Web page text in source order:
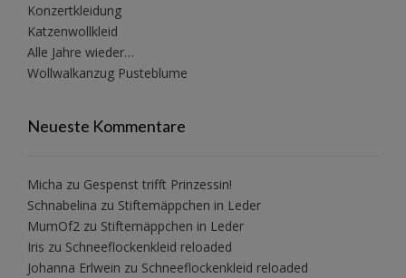
Konzertkleidung
Katzenwollkleid
Alle Jahre wieder…
Wollwalkanzug Pusteblume
Neueste Kommentare
Micha zu Gespenst trifft Prinzessin!
Schnabelina zu Stiftemäppchen in Leder
MumOf2 zu Stiftemäppchen in Leder
Iris zu Schneeflockenkleid reloaded
Johanna Erlwein zu Schneeflockenkleid reloaded